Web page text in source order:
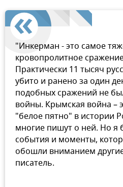
"Инкерман - это самое
кровопролитное
Практически 11 тысяч
убито и ранено за один
подобных сражений не
войны. Крымская война
"белое пятно" в истории
многие пишут о ней. Но я
события и моменты,
обошли вниманием
писатель.